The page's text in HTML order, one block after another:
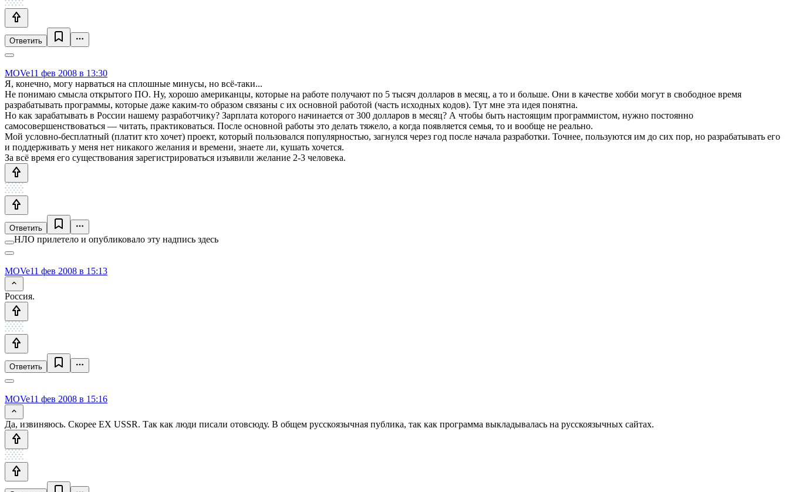
Ответить
MOVe11 фев 2008 в 13:30
Я, конечно, могу нарваться на сплошные минусы, но всё-таки...
Не понимаю смысла открытого ПО. Ну, хорошо американцы, которые на работе получают по 5 тысяч долларов в месяц, а то и больше. Они в качестве хобби могут в свободное время
разрабатывать программы, которые даже каким-то образом связаны с их основной работой (часть исходных кодов). Тут мне эта идея понятна.
Но как зарабатывать в России нашему разработчику? Зарплата которого начинается от 300 долларов в месяц? А чтобы быть настоящим программистом, нужно постоянно
самосовершенствоваться — читать, практиковаться. После основной работы это делать тяжело, а когда появляется семья, то и вообще не реально.
Мой условно-бесплатный (платит кто хочет) проект, который пользовался популярностью, загнулся через год после начала разработки. Точнее, пользуются им до сих пор, но разрабатывать его
и поддерживать у меня нет никакого желания и времени, знаете ли, кушать хочется.
За всё время его существования зарегистрироваться изъявили желание 2-3 человека.
Ответить
НЛО прилетело и опубликовало эту надпись здесь
MOVe11 фев 2008 в 15:13
Россия.
Ответить
MOVe11 фев 2008 в 15:16
Да, извиняюсь. Скорее EX USSR. Так как люди писали отовсюду. В общем русскоязычная публика, так как программа выкладывалась на русскоязычных сайтах.